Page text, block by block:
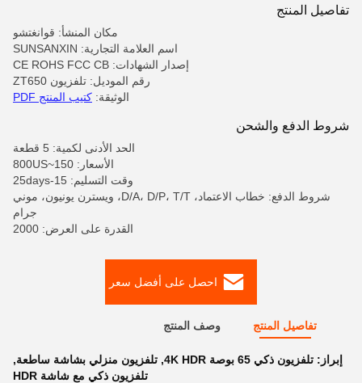
تفاصيل المنتج
مكان المنشأ: قوانغتشو
اسم العلامة التجارية: SUNSANXIN
إصدار الشهادات: CE ROHS FCC CB
رقم الموديل: تلفزيون ZT650
الوثيقة: كتيب المنتج PDF
شروط الدفع والشحن
الحد الأدنى لكمية: 5 قطعة
الأسعار: 150~800US
وقت التسليم: 15-25days
شروط الدفع: خطاب الاعتماد، D/A، D/P، T/T، ويسترن يونيون، موني
جرام
القدرة على العرض: 2000
احصل على أفضل سعر
تفاصيل المنتج وصف المنتج
إبراز: تلفزيون ذكي 65 بوصة 4K HDR , تلفزيون منزلي بشاشة ساطعة,
تلفزيون ذكي مع شاشة HDR